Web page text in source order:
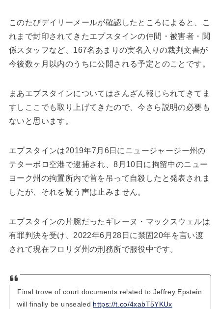
このたびデイリーメールが確認したところによると、こ
れまで封印されてきたエプスタインの仲間・被害者・関
係スタッフなど、167名あまりの実名入りの裁判文書が
今後数ヶ月以内のうちに公開される予定とのことです。
まあエプスタインについてはさんざん報じられてきてま
すしここでも取り上げてきたので、今さら説明の必要も
ないと思います。
エプスタインは2019年7月6日にニュージャージー州の
テターボロ空港で逮捕され、8月10日に拘留中のニュー
ヨーク州の拘置所内で首を吊って自殺したと発表されま
したが、それを疑う声は止みません。
エプスタインの片腕だったギレーヌ・マックスウェルは
有罪判決を受け、2022年6月28日に禁固20年を言い渡
されて現在フロリダ州の刑務所で服役中です。
Final trove of court documents related to Jeffrey Epstein
will finally be unsealed https://t.co/4xabT5YKUx